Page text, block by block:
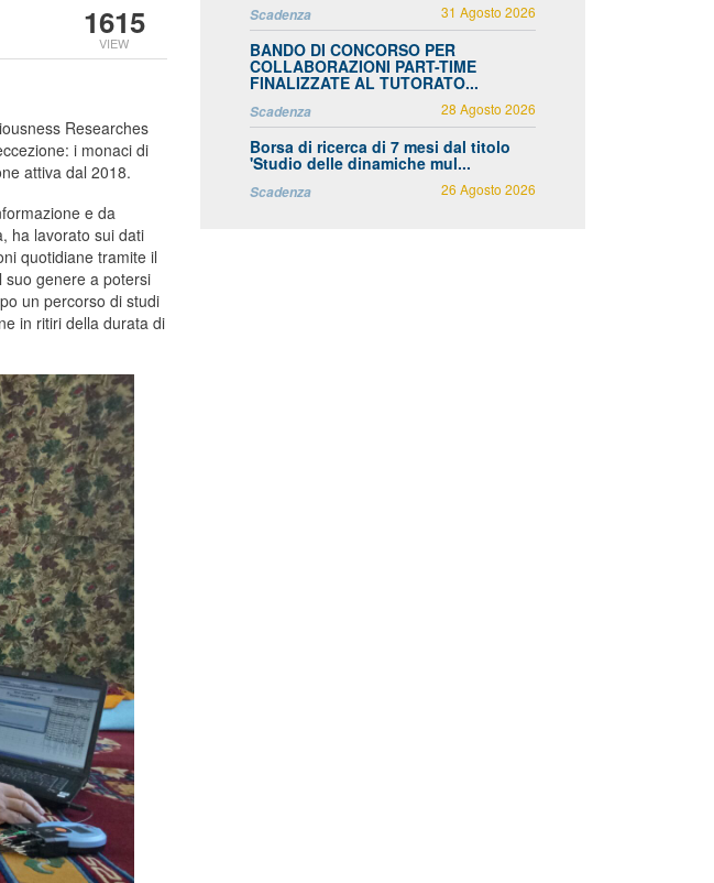
1615
VIEW
Researches
i monaci di
attiva dal 2018.
e da
ha lavorato sui dati
quotidiane tramite il
suo genere a potersi
un percorso di studi
in ritiri della durata di
Scadenza 31 Agosto 2026
BANDO DI CONCORSO PER
COLLABORAZIONI PART-TIME
FINALIZZATE AL TUTORATO...
Scadenza 28 Agosto 2026
Borsa di ricerca di 7 mesi dal titolo
'Studio delle dinamiche mul...
Scadenza 26 Agosto 2026